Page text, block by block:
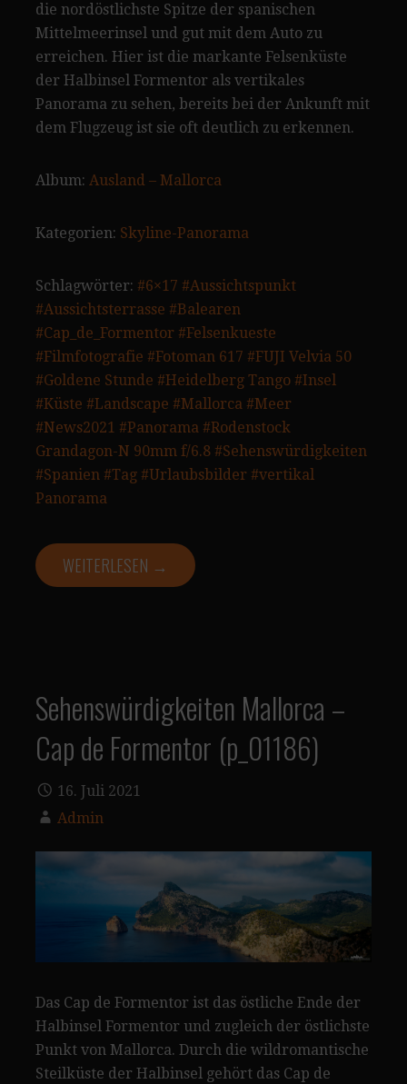
die nordöstlichste Spitze der spanischen
Mittelmeerinsel und gut mit dem Auto zu
erreichen. Hier ist die markante Felsenküste
der Halbinsel Formentor als vertikales
Panorama zu sehen, bereits bei der Ankunft mit
dem Flugzeug ist sie oft deutlich zu erkennen.
Album: Ausland – Mallorca
Kategorien: Skyline-Panorama
Schlagwörter: #6×17 #Aussichtspunkt
#Aussichtsterrasse #Balearen
#Cap_de_Formentor #Felsenkueste
#Filmfotografie #Fotoman 617 #FUJI Velvia 50
#Goldene Stunde #Heidelberg Tango #Insel
#Küste #Landscape #Mallorca #Meer
#News2021 #Panorama #Rodenstock
Grandagon-N 90mm f/6.8 #Sehenswürdigkeiten
#Spanien #Tag #Urlaubsbilder #vertikal
Panorama
WEITERLESEN →
Sehenswürdigkeiten Mallorca –
Cap de Formentor (p_01186)
16. Juli 2021
Admin
Das Cap de Formentor ist das östliche Ende der
Halbinsel Formentor und zugleich der östlichste
Punkt von Mallorca. Durch die wildromantische
Steilküste der Halbinsel gehört das Cap de